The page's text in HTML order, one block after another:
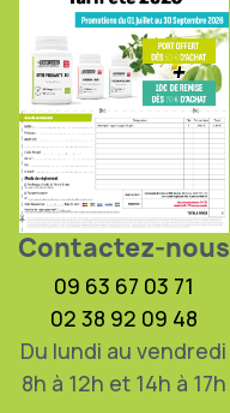
Contactez-nous
09 63 67 03 71
02 38 92 09 48
Du lundi au vendredi
8h à 12h et 14h à 17h